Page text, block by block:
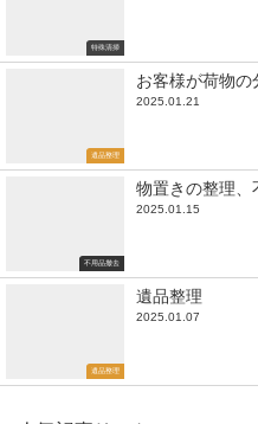
特殊清掃
遺品整理
お客様が荷物の
2025.01.21
不用品撤去
物置きの整理、
2025.01.15
遺品整理
遺品整理
2025.01.07